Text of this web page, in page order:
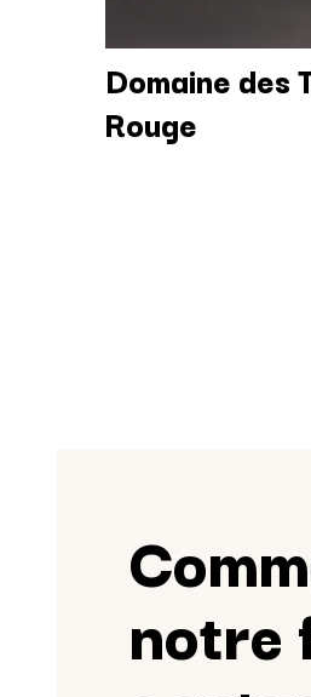
Domaine des
Rouge
notre